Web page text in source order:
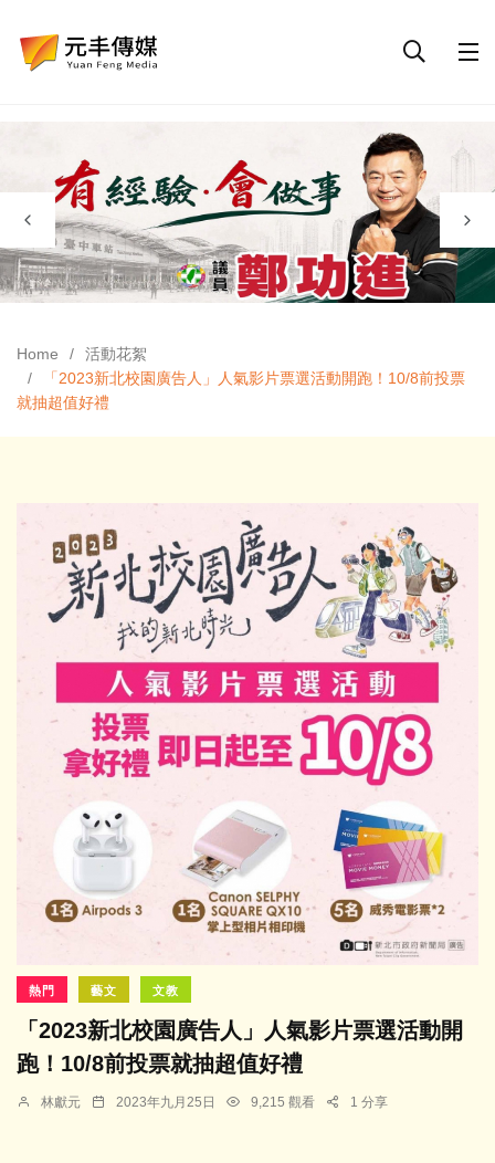
Home
活動花絮
「2023新北校園廣告人」人氣影片票選活動開跑！10/8前投票
就抽超值好禮
熱門 藝文 文教
「2023新北校園廣告人」人氣影片票選活動開
跑！10/8前投票就抽超值好禮
林獻元 2023年九月25日 9,215 觀看 1 分享